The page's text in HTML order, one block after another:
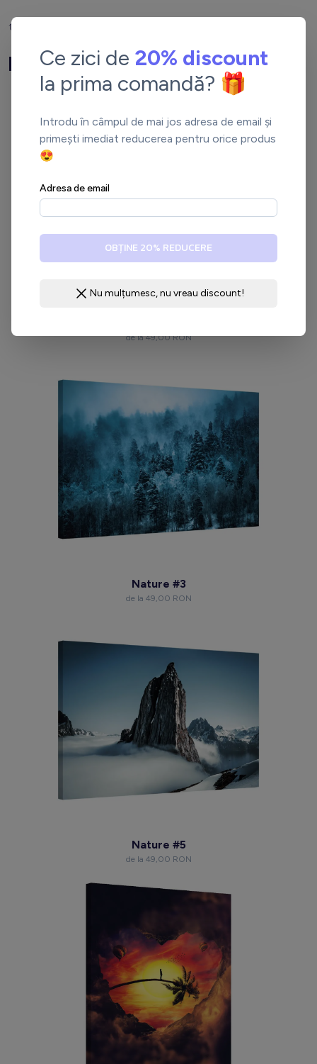
Tablouri Premium
Natura
de la 49,00 RON
Nature #3
de la 49,00 RON
Nature #5
de la 49,00 RON
Ce zici de 20% discount
la prima comandă? 🎁
Introdu în câmpul de mai jos adresa de email și
primești imediat reducerea pentru orice produs
😍
Adresa de email
OBȚINE 20% REDUCERE
Nu mulțumesc, nu vreau discount!